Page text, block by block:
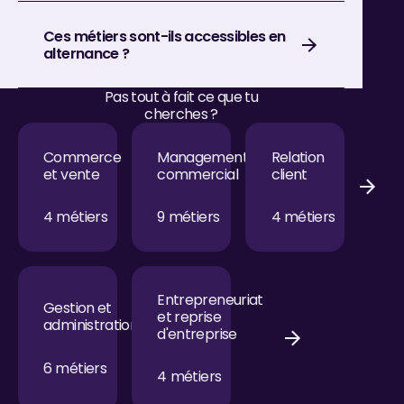
Ces métiers sont-ils accessibles en
alternance ?
Pas tout à fait ce que tu
cherches ?
Commerce
et vente
4 métiers
Commerce et vente
Management
commercial
9 métiers
Management commercial
Relation
client
4 métiers
Relation client
Gestion et
administration
6 métiers
Gestion et administration
Entrepreneuriat
et reprise
d'entreprise
4 métiers
Entrepreneuriat et reprise